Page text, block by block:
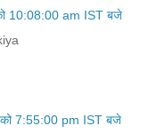
10:08:00 am IST बजे
को 7:55:00 pm IST बजे